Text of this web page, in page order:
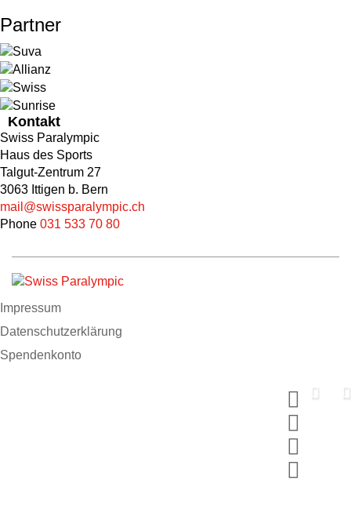
Partner
Kontakt
Swiss Paralympic
Haus des Sports
Talgut-Zentrum 27
3063 Ittigen b. Bern
mail@swissparalympic.ch
Phone 031 533 70 80
Impressum
Datenschutzerklärung
Spendenkonto